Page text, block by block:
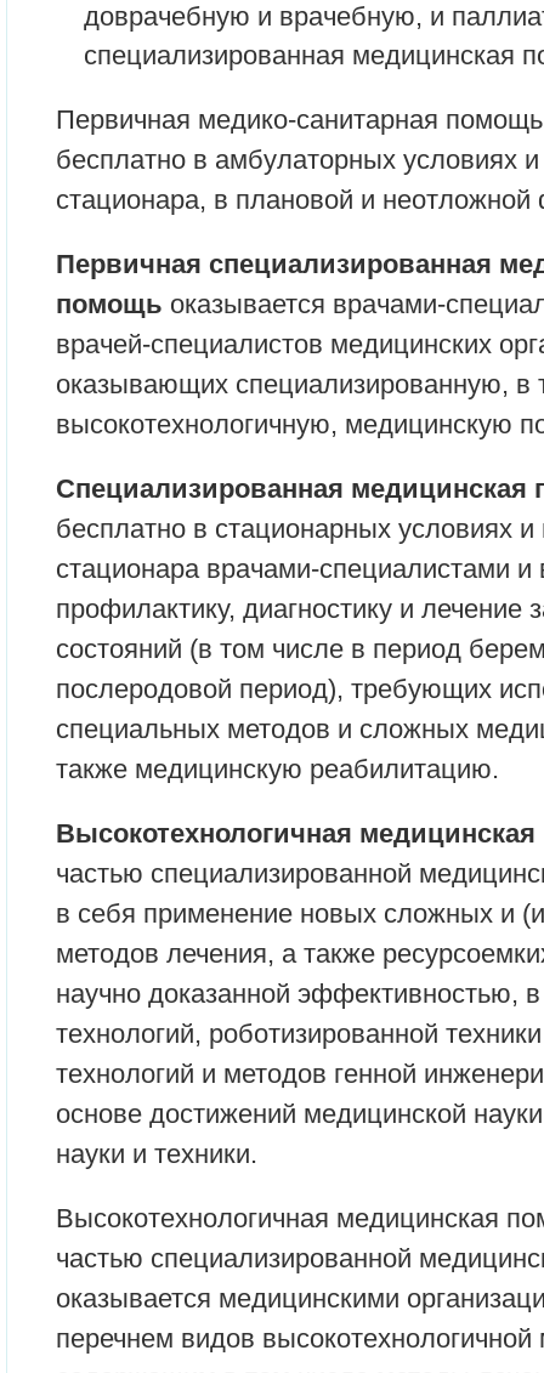
доврачебную и врачебную, и
специализированная медицинская
Первичная медико-санитарная
бесплатно в амбулаторных условиях
стационара, в плановой и
Первичная специализированная
помощь оказывается врачами-
врачей-специалистов медицинских
оказывающих специализированную, в
высокотехнологичную, медицинскую
Специализированная медицинская
бесплатно в стационарных условиях и
стационара врачами-специалистами и
профилактику, диагностику и лечение
состояний (в том числе в период
послеродовой период), требующих
специальных методов и сложных
также медицинскую реабилитацию.
Высокотехнологичная
частью специализированной
в себя применение новых сложных и
методов лечения, а также
научно доказанной эффективностью,
технологий, роботизированной
технологий и методов генной
основе достижений медицинской
науки и техники.
Высокотехнологичная медицинская
частью специализированной
оказывается медицинскими
перечнем видов